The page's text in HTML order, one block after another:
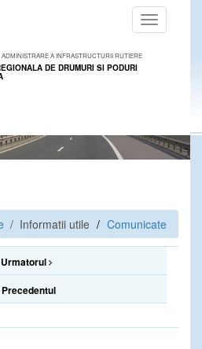
Toggle
navigation
ADMINISTRARE A INFRASTRUCTURII RUTIERE
DE DRUMURI SI PODURI
/ Informatii utile Comunicate
Urmatorul
Precedentul